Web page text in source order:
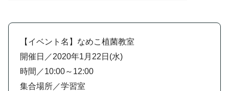
【イベント名】なめこ植菌教室
開催日／2020年1月22日(水)
時間／10:00～12:00
集合場所／学習室